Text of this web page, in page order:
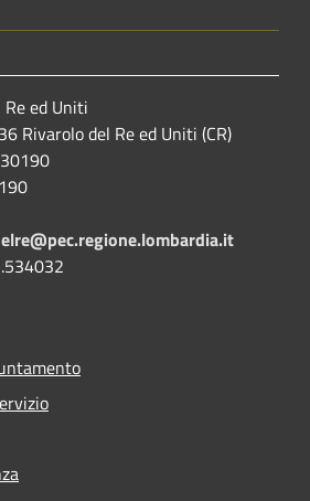
ed Uniti
Rivarolo del Re ed Uniti (CR)